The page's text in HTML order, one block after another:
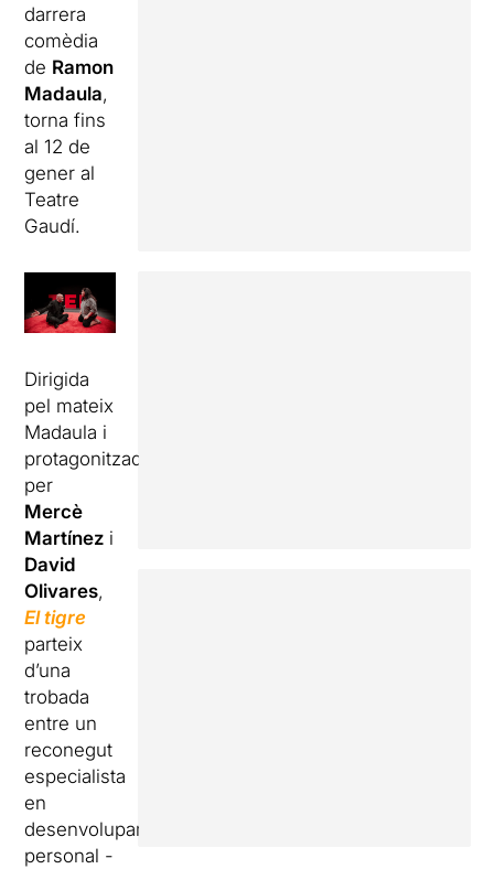
darrera
comèdia
de Ramon
Madaula,
torna fins
al 12 de
gener al
Teatre
Gaudí.
Dirigida
pel mateix
Madaula i
protagonitzada
per
Mercè
Martínez i
David
Olivares,
El tigre
parteix
d’una
trobada
entre un
reconegut
especialista
en
desenvolupament
personal -